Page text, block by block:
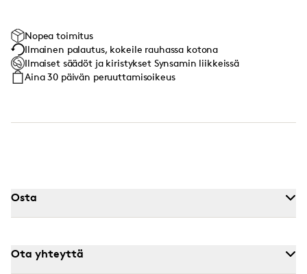
Nopea toimitus
Ilmainen palautus, kokeile rauhassa kotona
Ilmaiset säädöt ja kiristykset Synsamin liikkeissä
Aina 30 päivän peruuttamisoikeus
Osta
Ota yhteyttä